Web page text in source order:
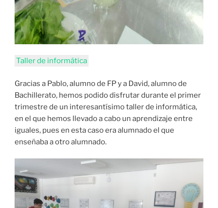
Taller de informática
Gracias a Pablo, alumno de FP y a David, alumno de
Bachillerato, hemos podido disfrutar durante el primer
trimestre de un interesantísimo taller de informática,
en el que hemos llevado a cabo un aprendizaje entre
iguales, pues en esta caso era alumnado el que
enseñaba a otro alumnado.